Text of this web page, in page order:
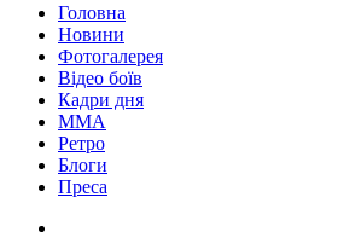
Головна
Новини
Фотогалерея
Відео боїв
Кадри дня
ММА
Ретро
Блоги
Преса